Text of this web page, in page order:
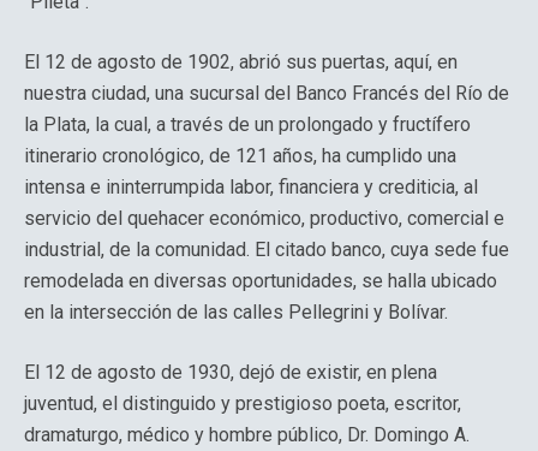
El 12 de agosto de 1902, abrió sus puertas, aquí, en
nuestra ciudad, una sucursal del Banco Francés del Río de
la Plata, la cual, a través de un prolongado y fructífero
itinerario cronológico, de 121 años, ha cumplido una
intensa e ininterrumpida labor, financiera y crediticia, al
servicio del quehacer económico, productivo, comercial e
industrial, de la comunidad. El citado banco, cuya sede fue
remodelada en diversas oportunidades, se halla ubicado
en la intersección de las calles Pellegrini y Bolívar.
El 12 de agosto de 1930, dejó de existir, en plena
juventud, el distinguido y prestigioso poeta, escritor,
dramaturgo, médico y hombre público, Dr. Domingo A.